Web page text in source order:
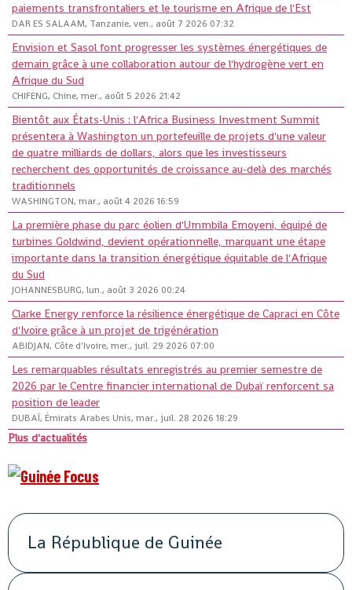
paiements transfrontaliers et le tourisme en Afrique de l'Est
DAR ES SALAAM, Tanzanie, ven., août 7 2026 07:32
Envision et Sasol font progresser les systèmes énergétiques de
demain grâce à une collaboration autour de l'hydrogène vert en
Afrique du Sud
CHIFENG, Chine, mer., août 5 2026 21:42
Bientôt aux États-Unis : l'Africa Business Investment Summit
présentera à Washington un portefeuille de projets d'une valeur
de quatre milliards de dollars, alors que les investisseurs
recherchent des opportunités de croissance au-delà des marchés
traditionnels
WASHINGTON, mar., août 4 2026 16:59
La première phase du parc éolien d'Ummbila Emoyeni, équipé de
turbines Goldwind, devient opérationnelle, marquant une étape
importante dans la transition énergétique équitable de l'Afrique
du Sud
JOHANNESBURG, lun., août 3 2026 00:24
Clarke Energy renforce la résilience énergétique de Capraci en Côte
d'Ivoire grâce à un projet de trigénération
ABIDJAN, Côte d'Ivoire, mer., juil. 29 2026 07:00
Les remarquables résultats enregistrés au premier semestre de
2026 par le Centre financier international de Dubaï renforcent sa
position de leader
DUBAÏ, Émirats Arabes Unis, mar., juil. 28 2026 18:29
Plus d'actualités
La République de Guinée